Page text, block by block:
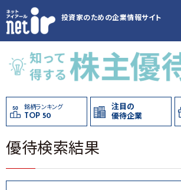
投資家のための企業情報サイト
銘柄ランキング
TOP 50
注目の
優待企業
優待検索結果